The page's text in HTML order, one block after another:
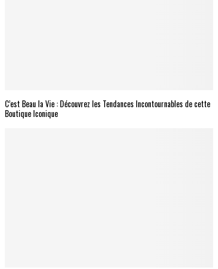
C’est Beau la Vie : Découvrez les Tendances Incontournables de cette
Boutique Iconique